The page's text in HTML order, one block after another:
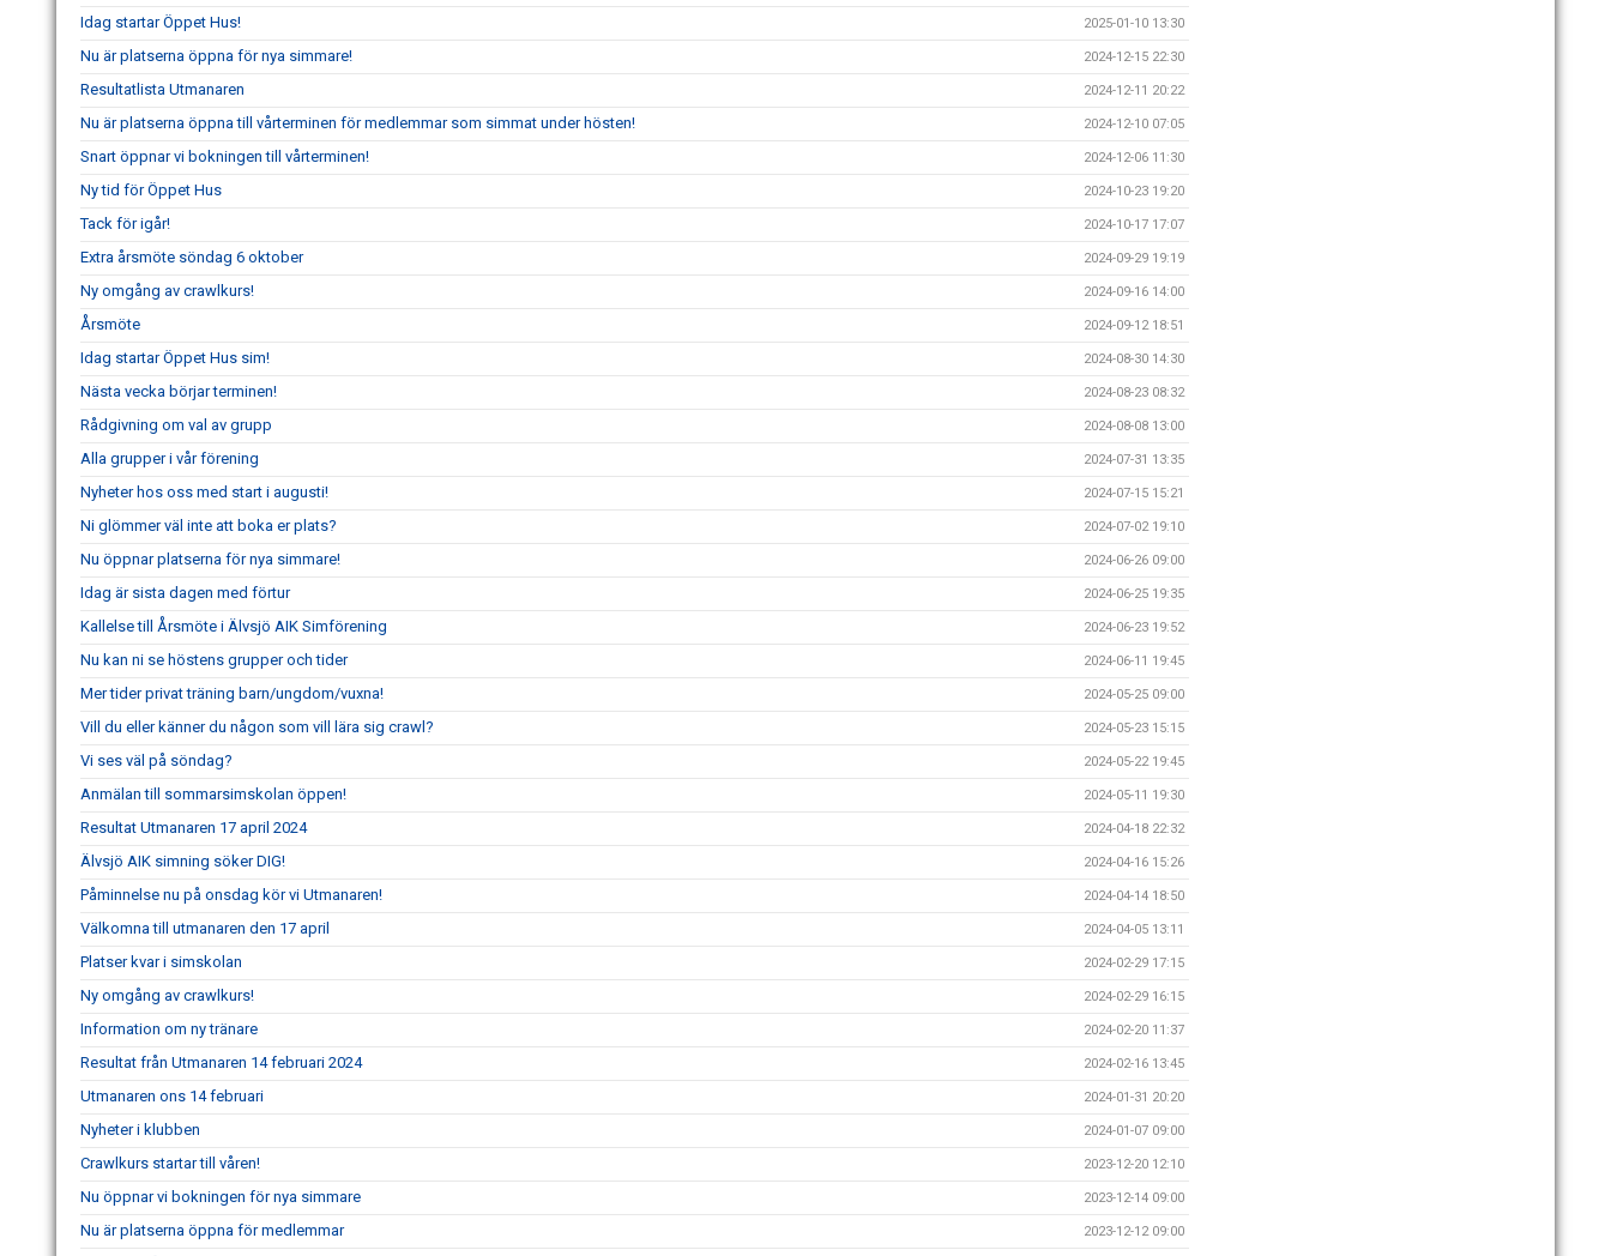
Idag startar Öppet Hus! 2025-01-10 13:30
Nu är platserna öppna för nya simmare! 2024-12-15 22:30
Resultatlista Utmanaren 2024-12-11 20:22
Nu är platserna öppna till vårterminen för medlemmar som simmat under hösten! 2024-12-10 07:05
Snart öppnar vi bokningen till vårterminen! 2024-12-06 11:30
Ny tid för Öppet Hus 2024-10-23 19:20
Tack för igår! 2024-10-17 17:07
Extra årsmöte söndag 6 oktober 2024-09-29 19:19
Ny omgång av crawlkurs! 2024-09-16 14:00
Årsmöte 2024-09-12 18:51
Idag startar Öppet Hus sim! 2024-08-30 14:30
Nästa vecka börjar terminen! 2024-08-23 08:32
Rådgivning om val av grupp 2024-08-08 13:00
Alla grupper i vår förening 2024-07-31 13:35
Nyheter hos oss med start i augusti! 2024-07-15 15:21
Ni glömmer väl inte att boka er plats? 2024-07-02 19:10
Nu öppnar platserna för nya simmare! 2024-06-26 09:00
Idag är sista dagen med förtur 2024-06-25 19:35
Kallelse till Årsmöte i Älvsjö AIK Simförening 2024-06-23 19:52
Nu kan ni se höstens grupper och tider 2024-06-11 19:45
Mer tider privat träning barn/ungdom/vuxna! 2024-05-25 09:00
Vill du eller känner du någon som vill lära sig crawl? 2024-05-23 15:15
Vi ses väl på söndag? 2024-05-22 19:45
Anmälan till sommarsimskolan öppen! 2024-05-11 19:30
Resultat Utmanaren 17 april 2024 2024-04-18 22:32
Älvsjö AIK simning söker DIG! 2024-04-16 15:26
Påminnelse nu på onsdag kör vi Utmanaren! 2024-04-14 18:50
Välkomna till utmanaren den 17 april 2024-04-05 13:11
Platser kvar i simskolan 2024-02-29 17:15
Ny omgång av crawlkurs! 2024-02-29 16:15
Information om ny tränare 2024-02-20 11:37
Resultat från Utmanaren 14 februari 2024 2024-02-16 13:45
Utmanaren ons 14 februari 2024-01-31 20:20
Nyheter i klubben 2024-01-07 09:00
Crawlkurs startar till våren! 2023-12-20 12:10
Nu öppnar vi bokningen för nya simmare 2023-12-14 09:00
Nu är platserna öppna för medlemmar 2023-12-12 09:00